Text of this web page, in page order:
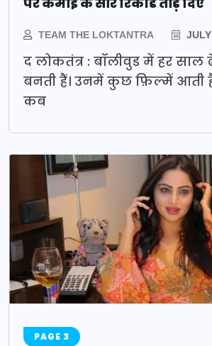
TEAM THE LOKTANTRA
द लोकतंत्र : बॉलीवुड में हर साल
बनती हैं। उनमें कुछ फ़िल्में आती
कब
PAGE 3